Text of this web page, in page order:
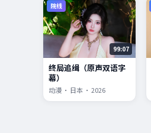
院线
99:07
终局追缉（原声双语字
幕）
动漫 · 日本 · 2026